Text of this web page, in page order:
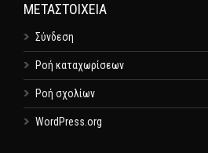
ΜΕΤΑΣΤΟΙΧΕΊΑ
Σύνδεση
Ροή καταχωρίσεων
Ροή σχολίων
WordPress.org